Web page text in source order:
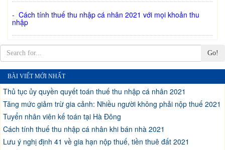
- Cách tính thuế thu nhập cá nhân 2021 với mọi khoản thu
nhập
Go!
BÀI VIẾT MỚI NHẤT
Thủ tục ủy quyền quyết toán thuế thu nhập cá nhân 2021
Tăng mức giảm trừ gia cảnh: Nhiều người không phải nộp thuế 2021
Tuyển nhân viên kế toán tại Hà Đông
Cách tính thuế thu nhập cá nhân khi bán nhà 2021
Lưu ý nghị định 41 về gia hạn nộp thuế, tiền thuê đất 2021